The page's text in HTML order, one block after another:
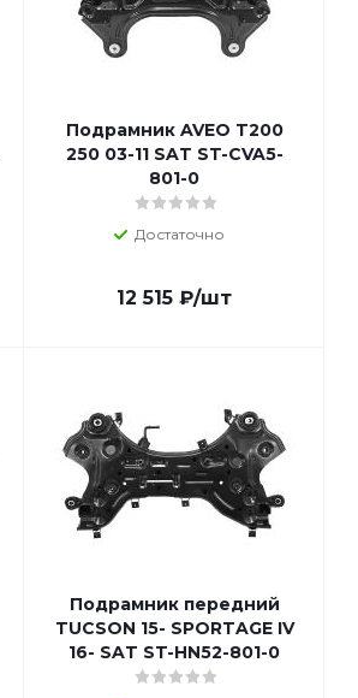
Подрамник AVEO T200
250 03-11 SAT ST-CVA5-
801-0
Достаточно
12 515 ₽/шт
Подрамник передний
TUCSON 15- SPORTAGE IV
16- SAT ST-HN52-801-0